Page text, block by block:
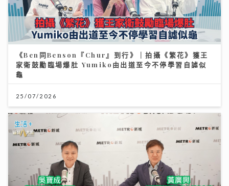
《Ben同Benson『Chur』到行》｜拍攝《繁花》獲王
家衛鼓勵臨場爆肚 Yumiko由出道至今不停學習自謔似
龜
25/07/2026